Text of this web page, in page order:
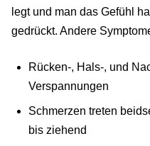
legt und man das Gefühl
gedrückt. Andere
Rücken-, Hals-, und
Verspannungen
Schmerzen treten
bis ziehend